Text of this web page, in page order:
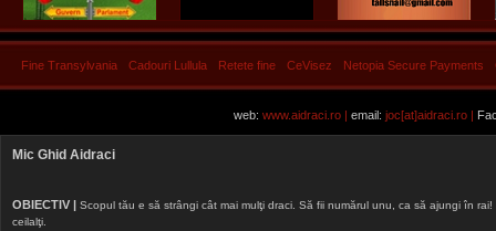
Fine Transylvania Cadouri Lullula Retete fine CeVisez Netopia Secure Payments
web: www.aidraci.ro | email: joc[at]aidraci.ro |
Mic Ghid Aidraci
OBIECTIV | Scopul tău e să strângi cât mai mulţi draci. Să fii numărul unu, ca să ajungi în
ceilalţi.